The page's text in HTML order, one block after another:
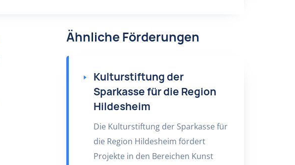
Ähnliche Förderungen
Kulturstiftung der
Sparkasse für die Region
Hildesheim
Die Kulturstiftung der Sparkasse für
die Region Hildesheim fördert
Projekte in den Bereichen Kunst